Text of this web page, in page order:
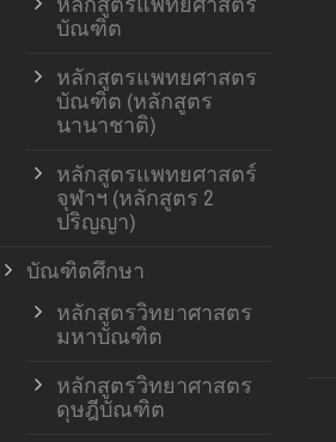
บัณฑิต
หลักสูตรแพทยศาสตร
บัณฑิต (หลักสูตร
นานาชาติ)
หลักสูตรแพทยศาสตร์
จุฬาฯ (หลักสูตร 2
ปริญญา)
บัณฑิตศึกษา
หลักสูตรวิทยาศาสตร
มหาบัณฑิต
หลักสูตรวิทยาศาสตร
ดุษฎีบัณฑิต